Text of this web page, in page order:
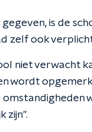
is de
zelf ook
niet verwacht
wordt
zijn".